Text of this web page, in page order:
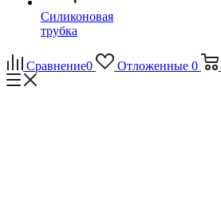
Силиконовая
трубка
Сравнение0 Отложенные 0